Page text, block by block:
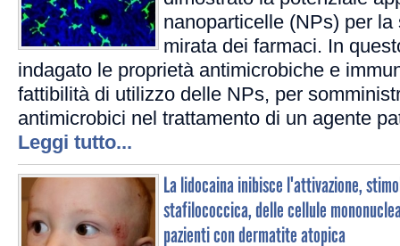
nanoparticelle (NPs) per
mirata dei farmaci. In
indagato le proprietà antimicrobiche e
fattibilità di utilizzo delle NPs, per
antimicrobici nel trattamento di un agente
Leggi tutto...
La lidocaina inibisce l'attivazione,
stafilococcica, delle cellule
pazienti con dermatite atopica